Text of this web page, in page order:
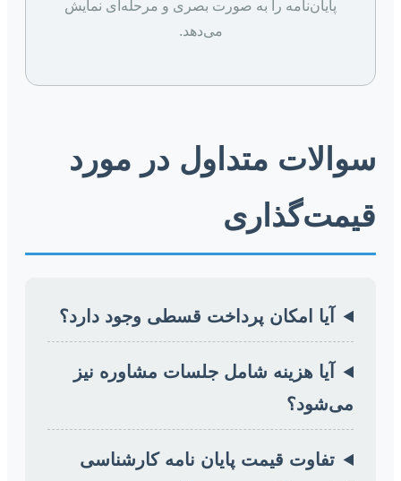
پایان‌نامه را به صورت بصری و مرحله‌ای نمایش
می‌دهد.
سوالات متداول در مورد
قیمت‌گذاری
آیا امکان پرداخت قسطی وجود دارد؟
آیا هزینه شامل جلسات مشاوره نیز
می‌شود؟
تفاوت قیمت پایان نامه کارشناسی